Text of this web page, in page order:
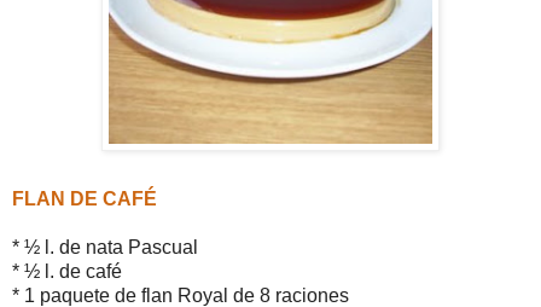
FLAN DE CAFÉ
* ½ l. de nata Pascual
* ½ l. de café
* 1 paquete de flan Royal de 8 raciones